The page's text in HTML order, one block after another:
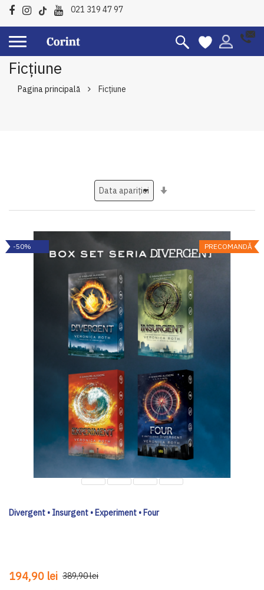
021 319 47 97
Ficțiune
Pagina principală Ficțiune
PRECOMANDĂ
-50%
Divergent • Insurgent • Experiment • Four
194,90 lei 389,90 lei